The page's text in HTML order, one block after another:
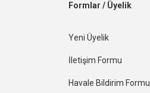
Formlar / Üyelik
Yeni Üyelik
İletişim Formu
Havale Bildirim Formu